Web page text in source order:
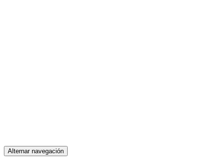
Alternar navegación